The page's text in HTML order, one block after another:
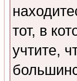
тот, в
учтите,